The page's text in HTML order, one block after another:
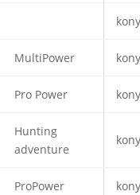
MultiPower
Pro Power
Hunting
adventure
ProPower